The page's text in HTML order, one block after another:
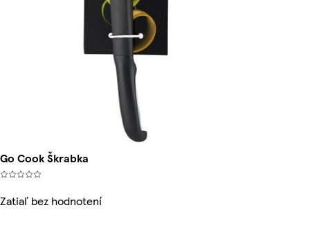
Go Cook Škrabka
Zatiaľ bez hodnotení